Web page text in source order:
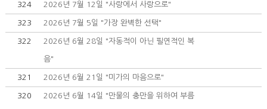
324 2026년 7월 12일 "사랑에서 사랑으로"
323 2026년 7월 5일 "가장 완벽한 선택"
322 2026년 6월 28일 "자동적이 아닌 필연적인 복
음"
321 2026년 6월 21일 "미가의 마음으로"
320 2026년 6월 14일 "만물의 충만을 위하여 부름